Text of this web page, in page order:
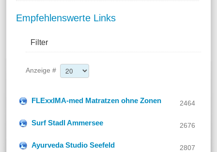
Empfehlenswerte Links
Filter
Anzeige #
FLExxIMA-med Matratzen ohne Zonen 2464
Surf Stadl Ammersee 2676
Ayurveda Studio Seefeld 2807